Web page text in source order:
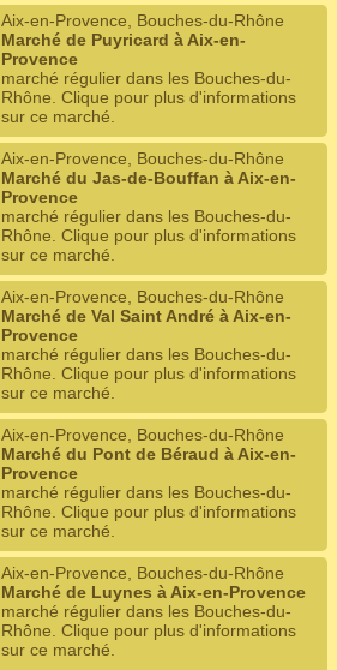
Aix-en-Provence, Bouches-du-Rhône
Marché de Puyricard à Aix-en-
Provence
marché régulier dans les Bouches-du-
Rhône. Clique pour plus d'informations
sur ce marché.
Aix-en-Provence, Bouches-du-Rhône
Marché du Jas-de-Bouffan à Aix-en-
Provence
marché régulier dans les Bouches-du-
Rhône. Clique pour plus d'informations
sur ce marché.
Aix-en-Provence, Bouches-du-Rhône
Marché de Val Saint André à Aix-en-
Provence
marché régulier dans les Bouches-du-
Rhône. Clique pour plus d'informations
sur ce marché.
Aix-en-Provence, Bouches-du-Rhône
Marché du Pont de Béraud à Aix-en-
Provence
marché régulier dans les Bouches-du-
Rhône. Clique pour plus d'informations
sur ce marché.
Aix-en-Provence, Bouches-du-Rhône
Marché de Luynes à Aix-en-Provence
marché régulier dans les Bouches-du-
Rhône. Clique pour plus d'informations
sur ce marché.